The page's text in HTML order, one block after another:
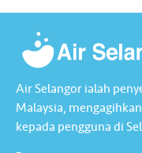
Air Selangor ialah
Malaysia,
kepada pengguna di